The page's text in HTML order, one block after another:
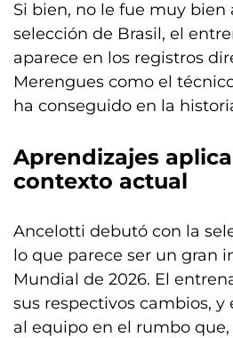
Si bien, no le fue muy bien
selección de Brasil, el
aparece en los registros
Merengues como el
ha conseguido en la
Aprendizajes
contexto actual
Ancelotti debutó con la
lo que parece ser un gran
Mundial de 2026. El
sus respectivos cambios,
al equipo en el rumbo que,